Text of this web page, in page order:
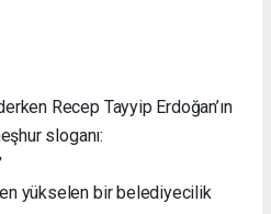
Recep Tayyip Erdoğan’ın
sloganı:
yükselen bir belediyecilik